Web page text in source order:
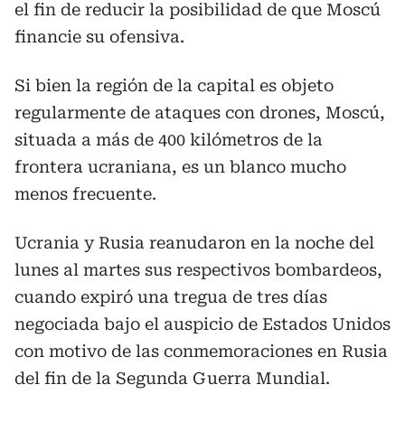
el fin de reducir la posibilidad de que Moscú
financie su ofensiva.
Si bien la región de la capital es objeto
regularmente de ataques con drones, Moscú,
situada a más de 400 kilómetros de la
frontera ucraniana, es un blanco mucho
menos frecuente.
Ucrania y Rusia reanudaron en la noche del
lunes al martes sus respectivos bombardeos,
cuando expiró una tregua de tres días
negociada bajo el auspicio de Estados Unidos
con motivo de las conmemoraciones en Rusia
del fin de la Segunda Guerra Mundial.